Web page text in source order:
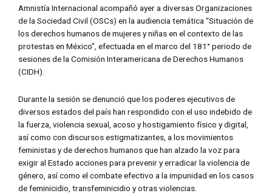
Amnistía Internacional acompañó ayer a diversas Organizaciones
de la Sociedad Civil (OSCs) en la audiencia temática “Situación de
los derechos humanos de mujeres y niñas en el contexto de las
protestas en México”, efectuada en el marco del 181° periodo de
sesiones de la Comisión Interamericana de Derechos Humanos
(CIDH).
Durante la sesión se denunció que los poderes ejecutivos de
diversos estados del país han respondido con el uso indebido de
la fuerza, violencia sexual, acoso y hostigamiento físico y digital,
así como con discursos estigmatizantes, a los movimientos
feministas y de derechos humanos que han alzado la voz para
exigir al Estado acciones para prevenir y erradicar la violencia de
género, así como el combate efectivo a la impunidad en los casos
de feminicidio, transfeminicidio y otras violencias.